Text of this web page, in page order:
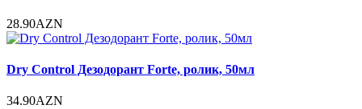
28.90AZN
Dry Control Дезодорант Forte, ролик, 50мл
34.90AZN